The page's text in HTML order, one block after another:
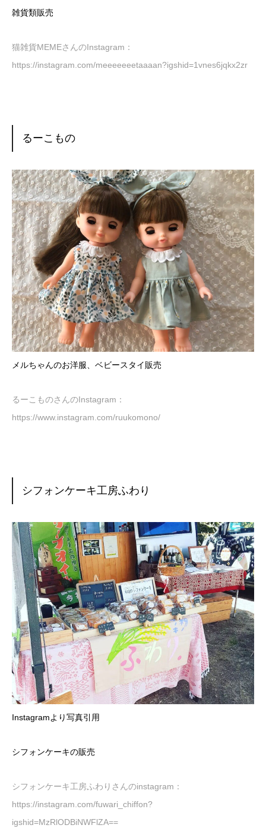
雑貨類販売
猫雑貨MEMEさんのInstagram：
https://instagram.com/meeeeeeetaaaan?igshid=1vnes6jqkx2zr
るーこもの
メルちゃんのお洋服、ベビースタイ販売
るーこものさんのInstagram：
https://www.instagram.com/ruukomono/
シフォンケーキ工房ふわり
Instagramより写真引用
シフォンケーキの販売
シフォンケーキ工房ふわりさんのinstagram：
https://instagram.com/fuwari_chiffon?
igshid=MzRlODBiNWFlZA==